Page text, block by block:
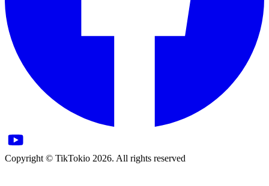
Copyright © TikTokio 2026. All rights reserved